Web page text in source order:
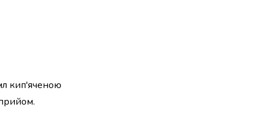
кип'яченою